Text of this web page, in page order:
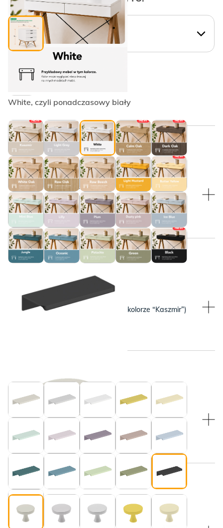
White, czyli ponadczasowy biały
NEW NEW NEW
NEW
NEW
WYBIERZ KSZTAŁT UCHWYTU:
WYBRANY KOLOR:
WYBRANY KOLOR:
Czarny
WYBRANY KOLOR:
WYBRANY KOLOR:
Beżowy (pasuje do blatu w kolorze “Kaszmir”)
Beżowy (pasuje do blatu w kolorze “Kaszmir”)
WYBRANY KOLOR:
Beżowy (pasuje do blatu w kolorze “Kaszmir”)
WYBIERZ KOLOR NÓŻEK:
WYBIERZ KOLOR NÓŻEK: